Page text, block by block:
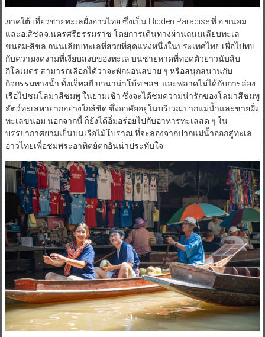
ภาคใต้ เที่ยวชายทะเลฝั่งอ่าวไทย ซึ่งเป็น Hidden Paradise ที่ อ.ขนอม
และอ.สิชลจ.นครศรีธรรมราช โดยการเดินทางผ่านถนนเลียบทะเล
ขนอม-สิชล ถนนเลียบทะเลที่สวยที่สุดแห่งหนึ่งในประเทศไทย เพื่อไปพบ
กับความงดงามที่เงียบสงบของทะเล บนชายหาดที่ทอดตัวยาวนับสิบ
กิโลเมตร สามารถเลือกได้ว่าจะพักผ่อนสบาย ๆ หรือสนุกสนานกับ
กิจกรรมทางน้ำ ทั้งเจ็ทสกี บานาน่าโบ้ท ฯลฯ และพลาดไม่ได้กับการล่อง
เรือไปชมโลมาสีชมพู ในยามเช้า ซึ่งจะได้ชมความน่ารักของโลมาสีชมพู
สัตว์ทะเลหายากอย่างใกล้ชิด ซึ่งอาศัยอยู่ในบริเวณปากแม่น้ำและชายฝั่ง
ทะเลขนอม นอกจากนี้ ก็ยังได้อิ่มอร่อยไปกับอาหารทะเลสด ๆ ใน
บรรยากาศยามเย็นบนเรือไม้โบราณ ที่จะล่องจากปากแม่น้ำออกสู่ทะเล
อ่าวไทยเพื่อชมพระอาทิตย์ตกอันน่าประทับใจ​